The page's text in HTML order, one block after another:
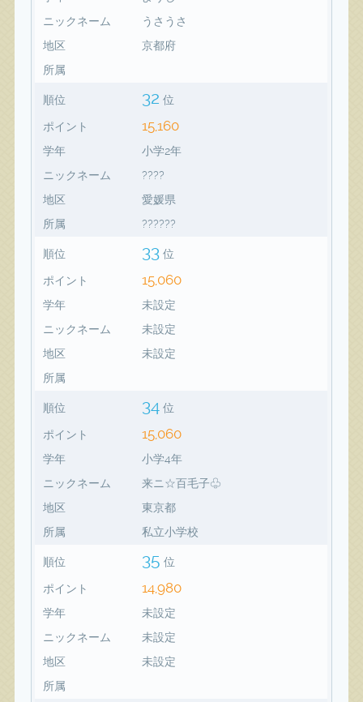
ニックネーム
うさうさ
地区
京都府
所属
順位 32 位
ポイント 15,160
学年
小学2年
ニックネーム
????
地区
愛媛県
所属
??????
順位 33 位
ポイント 15,060
学年
未設定
ニックネーム
未設定
地区
未設定
所属
順位 34 位
ポイント 15,060
学年
小学4年
ニックネーム
来ニ☆百毛子♧
地区
東京都
所属
私立小学校
順位 35 位
ポイント 14,980
学年
未設定
ニックネーム
未設定
地区
未設定
所属